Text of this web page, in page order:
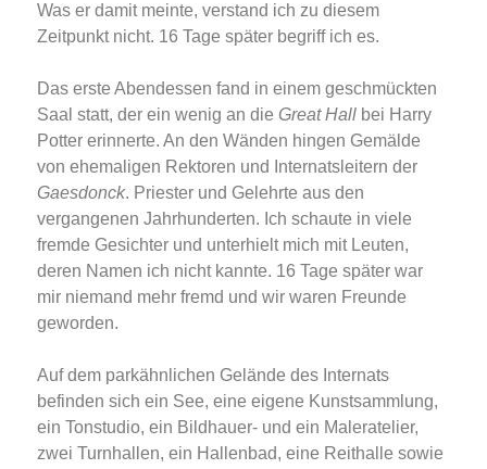
Was er damit meinte, verstand ich zu diesem
Zeitpunkt nicht. 16 Tage später begriff ich es.
Das erste Abendessen fand in einem geschmückten
Saal statt, der ein wenig an die Great Hall bei Harry
Potter erinnerte. An den Wänden hingen Gemälde
von ehemaligen Rektoren und Internatsleitern der
Gaesdonck. Priester und Gelehrte aus den
vergangenen Jahrhunderten. Ich schaute in viele
fremde Gesichter und unterhielt mich mit Leuten,
deren Namen ich nicht kannte. 16 Tage später war
mir niemand mehr fremd und wir waren Freunde
geworden.
Auf dem parkähnlichen Gelände des Internats
befinden sich ein See, eine eigene Kunstsammlung,
ein Tonstudio, ein Bildhauer- und ein Maleratelier,
zwei Turnhallen, ein Hallenbad, eine Reithalle sowie